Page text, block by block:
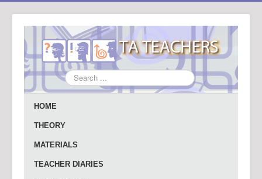
Search
...
HOME
THEORY
MATERIALS
TEACHER DIARIES